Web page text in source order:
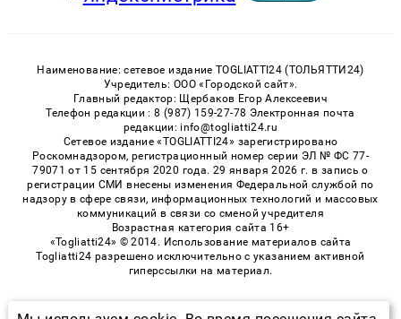
Наименование: сетевое издание TOGLIATTI24 (ТОЛЬЯТТИ24)
Учредитель: ООО «Городской сайт».
Главный редактор: Щербаков Егор Алексеевич
Телефон редакции : 8 (987) 159-27-78 Электронная почта
редакции: info@togliatti24.ru
Сетевое издание «TOGLIATTI24» зарегистрировано
Роскомнадзором, регистрационный номер серии ЭЛ № ФС 77-
79071 от 15 сентября 2020 года. 29 января 2026 г. в запись о
регистрации СМИ внесены изменения Федеральной службой по
надзору в сфере связи, информационных технологий и массовых
коммуникаций в связи со сменой учредителя
Возрастная категория сайта 16+
«Togliatti24» © 2014. Использование материалов сайта
Togliatti24 разрешено исключительно с указанием активной
гиперссылки на материал.